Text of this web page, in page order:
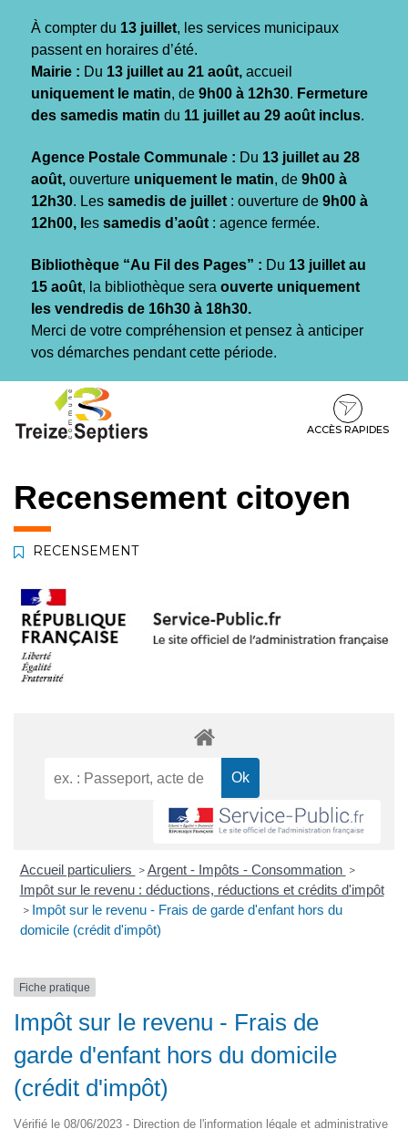
À compter du 13 juillet, les services municipaux
passent en horaires d’été.
Mairie : Du 13 juillet au 21 août, accueil
uniquement le matin, de 9h00 à 12h30. Fermeture
des samedis matin du 11 juillet au 29 août inclus.
Agence Postale Communale : Du 13 juillet au 28
août, ouverture uniquement le matin, de 9h00 à
12h30. Les samedis de juillet : ouverture de 9h00 à
12h00, l es samedis d’août : agence fermée.
Bibliothèque “Au Fil des Pages” : Du 13 juillet au
15 août, la bibliothèque sera ouverte uniquement
les vendredis de 16h30 à 18h30.
Merci de votre compréhension et pensez à anticiper
vos démarches pendant cette période.
contenu
pied
ACCÈS RAPIDES
Recensement citoyen
RECENSEMENT
Accueil particuliers > Argent - Impôts - Consommation >
Impôt sur le revenu : déductions, réductions et crédits d'impôt
> Impôt sur le revenu - Frais de garde d'enfant hors du
domicile (crédit d'impôt)
Fiche pratique
Impôt sur le revenu - Frais de
garde d'enfant hors du domicile
(crédit d'impôt)
Vérifié le 08/06/2023 - Direction de l'information légale et administrative